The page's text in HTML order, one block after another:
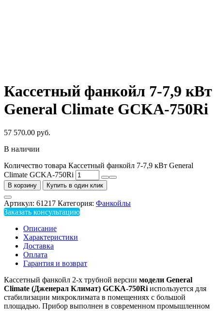
Кассетный фанкойл 7-7,9 кВт
General Climate GCKA-750Ri
57 570.00 руб.
В наличии
Количество товара Кассетный фанкойл 7-7,9 кВт General
Climate GCKA-750Ri
В корзину Купить в один клик
Артикул: 61217 Категория: Фанкойлы
Заказать консультацию
Описание
Характеристики
Доставка
Оплата
Гарантия и возврат
Кассетный фанкойл 2-х трубной версии модели General
Climate (Дженерал Климат) GCKA-750Ri используется для
стабилизации микроклимата в помещениях с большой
площадью. Прибор выполнен в современном промышленном